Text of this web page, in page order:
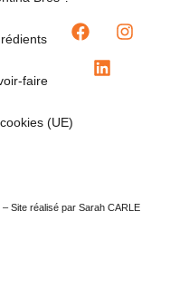
faire
(UE)
Site réalisé par Sarah CARLE